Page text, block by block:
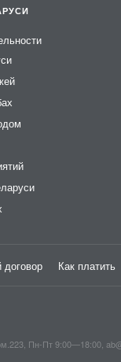
Как платить
Пн-Пт 9:00—18:00,